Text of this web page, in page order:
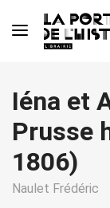
Iéna et
Prusse
1806)
Naulet Frédéric